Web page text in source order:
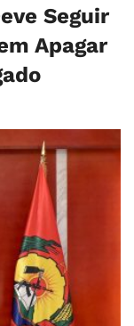
Seguir
Apagar